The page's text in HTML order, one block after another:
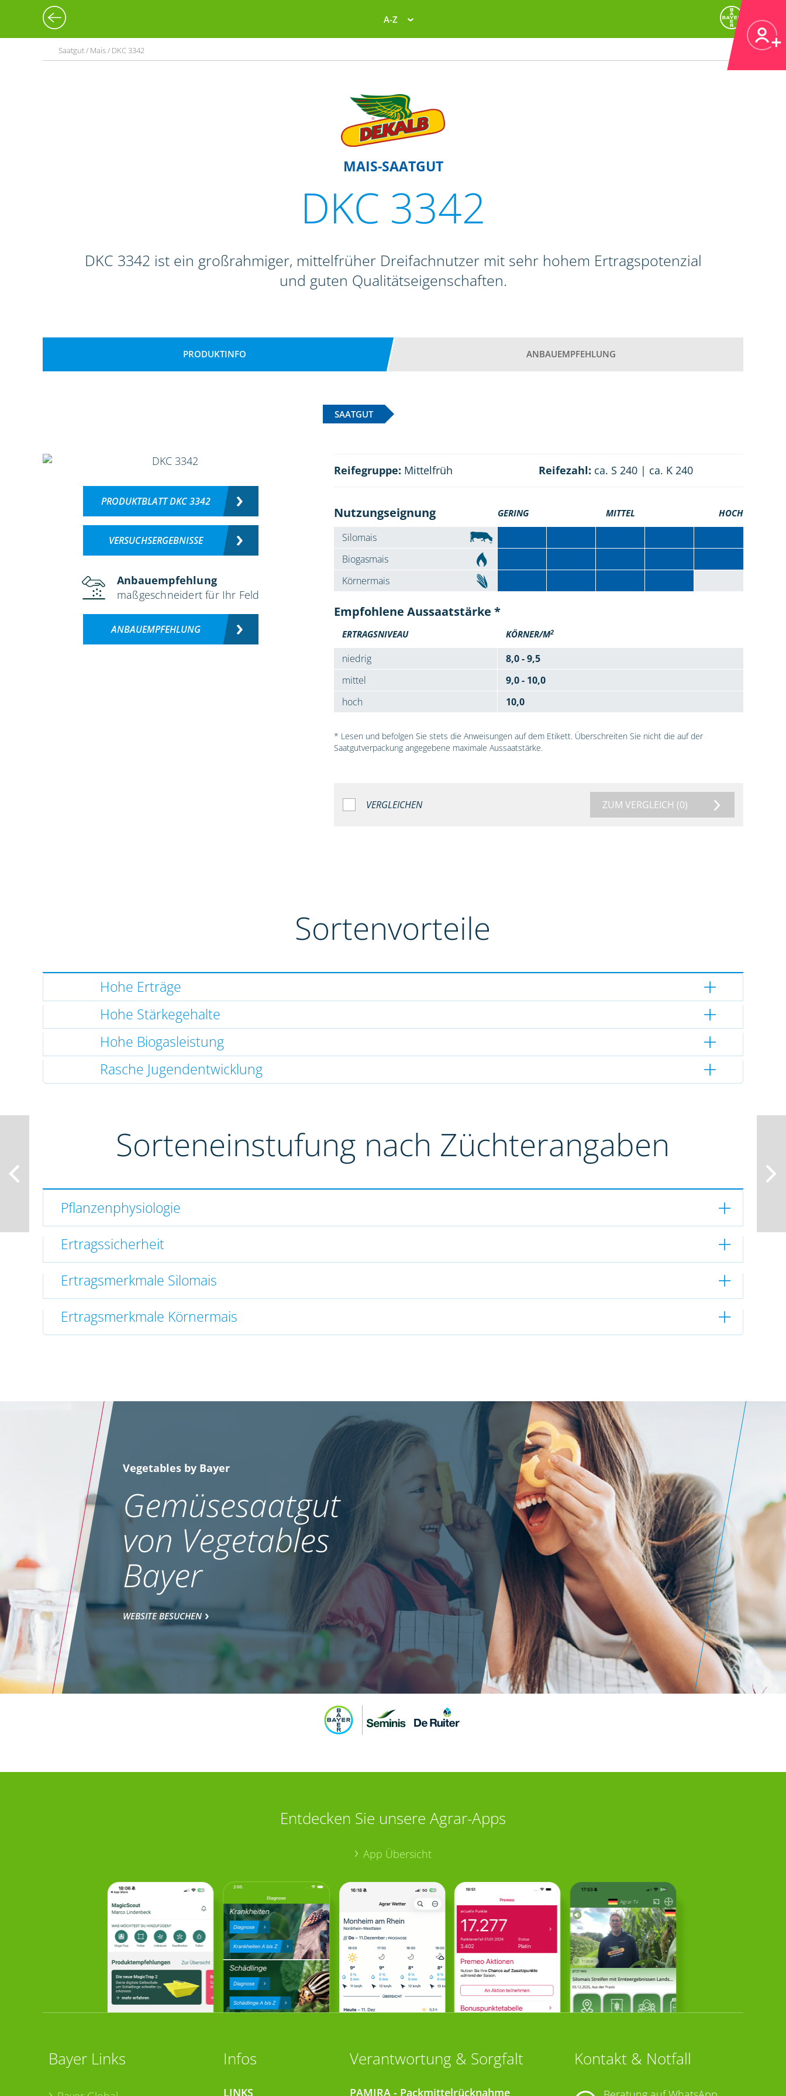
A-Z
Saatgut / Mais / DKC 3342
MAIS-SAATGUT
DKC 3342
DKC 3342 ist ein großrahmiger, mittelfrüher Dreifachnutzer mit sehr hohem Ertragspotenzial
und guten Qualitätseigenschaften.
PRODUKTINFO ANBAUEMPFEHLUNG
SAATGUT
PRODUKTBLATT DKC 3342
VERSUCHSERGEBNISSE
Anbauempfehlung
maßgeschneidert für Ihr Feld
ANBAUEMPFEHLUNG
Reifegruppe: Mittelfrüh Reifezahl: ca. S 240 | ca. K 240
Nutzungseignung GERING MITTEL HOCH
Silomais
Biogasmais
Körnermais
Empfohlene Aussaatstärke *
ERTRAGSNIVEAU KÖRNER/M2
niedrig
8,0 - 9,5
mittel
9,0 - 10,0
hoch
10,0
* Lesen und befolgen Sie stets die Anweisungen auf dem Etikett. Überschreiten Sie nicht die auf der
Saatgutverpackung angegebene maximale Aussaatstärke.
VERGLEICHEN ZUM VERGLEICH (0)
Sortenvorteile
Hohe Erträge
Hohe Stärkegehalte
Hohe Biogasleistung
Rasche Jugendentwicklung
Sorteneinstufung nach Züchterangaben
Pflanzenphysiologie
Ertragssicherheit
Ertragsmerkmale Silomais
Ertragsmerkmale Körnermais
Vegetables by Bayer
Gemüsesaatgut
von Vegetables
Bayer
WEBSITE BESUCHEN
Entdecken Sie unsere Agrar-Apps
App Übersicht
Bayer Links Infos
LINKS
Verantwortung & Sorgfalt
PAMIRA - Packmittelrücknahme
Kontakt & Notfall